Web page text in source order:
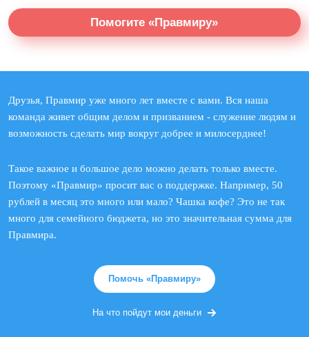
Помогите «Правмиру»
Друзья, Правмир уже много лет вместе с вами. Вся наша
команда живет общим делом и призванием - служение людям и
возможность сделать мир вокруг добрее и милосерднее!
Такое важное и большое дело можно делать только вместе.
Поэтому «Правмир» просит вас о поддержке. Например, 50
рублей в месяц это много или мало? Чашка кофе? Это не так
много для семейного бюджета, но это значительная сумма для
Правмира.
Помочь «Правмиру»
На что пойдут мои деньги